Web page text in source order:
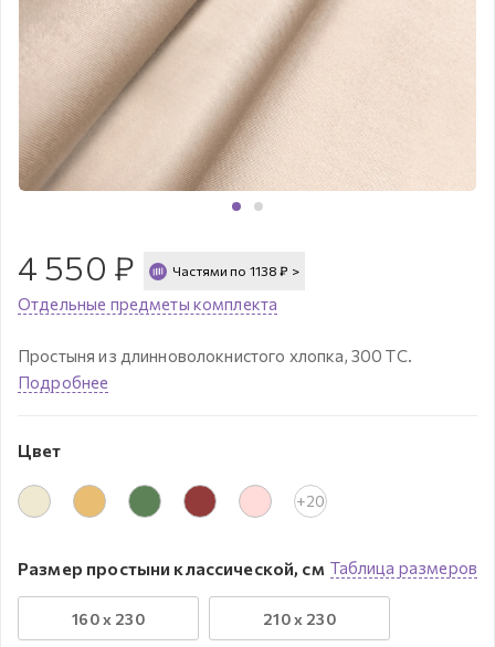
4 550 ₽ Частями по 1138 ₽ >
Отдельные предметы комплекта
Простыня из длинноволокнистого хлопка, 300 ТС.
Подробнее
Цвет
+20
Таблица размеров
Размер простыни классической, см
160 x 230 210 x 230